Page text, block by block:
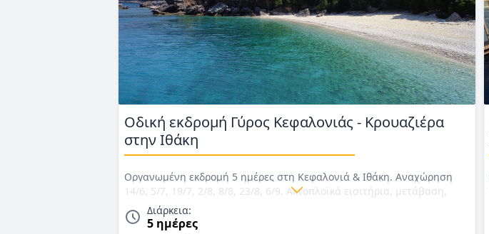
Οδική εκδρομή Γύρος Κεφαλονιάς - Κρουαζιέρα
στην Ιθάκη
Οργανωμένη εκδρομή 5 ημέρες στη Κεφαλονιά & Ιθάκη. Αναχώρηση
14/6, 5/7, 19/7, 2/8, 8/8, 23/8, 6/9. Ακτοπλοϊκά εισιτήρια, μετάβαση,
επιστροφή, διαμονή σε ξενοδοχείο 3*, πρωινό καθημερινά & 4 δείπνα &
αρχηγός/συνοδός. Τιμές για Καλοκαίρι & Σεπτέμβριο 2026.
Διάρκεια:
5 ημέρες